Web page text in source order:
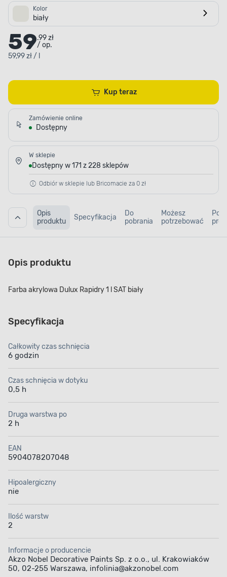
Kolor
biały
59.99 zł
/ op.
59,99 zł / l
Kup teraz
Zamówienie online
Dostępny
W sklepie
Dostępny w 171 z 228 sklepów
Odbiór w sklepie lub Bricomacie za 0 zł
Opis
produktu
Specyfikacja
Do
pobrania
Możesz
potrzebować
Opis produktu
Farba akrylowa Dulux Rapidry 1 l SAT biały
Specyfikacja
Całkowity czas schnięcia
6 godzin
Czas schnięcia w dotyku
0,5 h
Druga warstwa po
2 h
EAN
5904078207048
Hipoalergiczny
nie
Ilość warstw
2
Informacje o producencie
Akzo Nobel Decorative Paints Sp. z o.o., ul. Krakowiaków
50, 02-255 Warszawa, infolinia@akzonobel.com